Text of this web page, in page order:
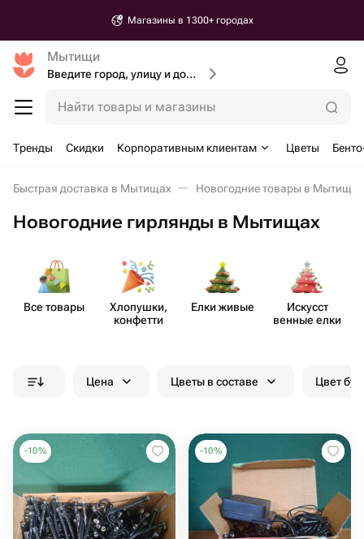
Магазины в 1300+ городах
Мытищи
Введите город, улицу и дом доставки
Найти товары и магазины
Тренды Скидки Корпоративным клиентам Цветы
Быстрая доставка в Мытищах Новогодние товары в Мытищах
Новогодние гирлянды в Мытищах
Все товары
Хлопушки,
конфетти
Елки живые
Искусст​
венные елки
Цена Цветы в составе Цвет
-10% -10%